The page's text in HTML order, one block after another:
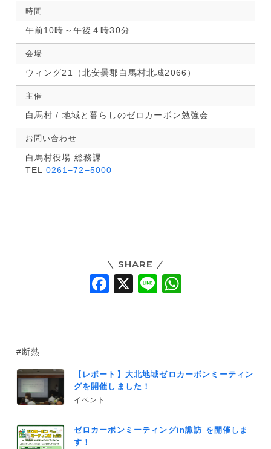
時間
午前10時～午後４時30分
会場
ウィング21（北安曇郡白馬村北城2066）
主催
白馬村 / 地域と暮らしのゼロカーボン勉強会
お問い合わせ
白馬村役場 総務課
TEL 0261−72−5000
SHARE
F
o
k
X
Li
p
断熱
【レポート】大北地域ゼロカーボンミーティン
グを開催しました！
イベント
ゼロカーボンミーティングin諏訪 を開催しま
す！